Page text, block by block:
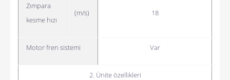
Zımpara
kesme hızı
(m/s) 18
Motor fren sistemi Var
2. Ünite özellikleri